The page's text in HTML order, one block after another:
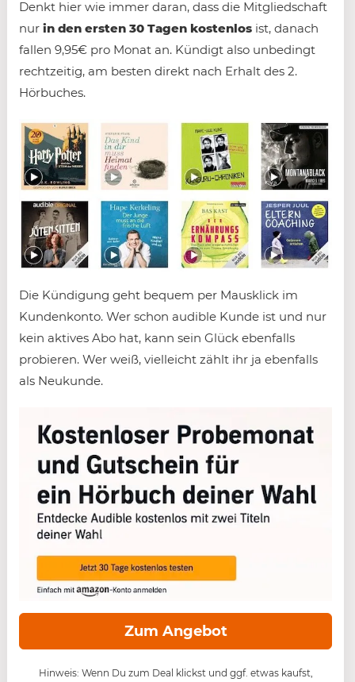
Denkt hier wie immer daran, dass die Mitgliedschaft
nur in den ersten 30 Tagen kostenlos ist, danach
fallen 9,95€ pro Monat an. Kündigt also unbedingt
rechtzeitig, am besten direkt nach Erhalt des 2.
Hörbuches.
Die Kündigung geht bequem per Mausklick im
Kundenkonto. Wer schon audible Kunde ist und nur
kein aktives Abo hat, kann sein Glück ebenfalls
probieren. Wer weiß, vielleicht zählt ihr ja ebenfalls
als Neukunde.
Zum Angebot
Hinweis: Wenn Du zum Deal klickst und ggf. etwas kaufst,